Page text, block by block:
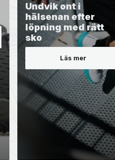
Undvik ont i
hälsenan efter
löpning med rätt
sko
Läs mer